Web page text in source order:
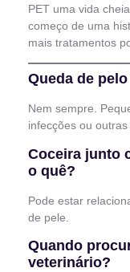
PET uma vida
começo de uma
mais tratamentos
Queda de
Nem sempre.
infecções ou
Coceira junto
o quê?
Pode estar
de pele.
Quando
veterinário?